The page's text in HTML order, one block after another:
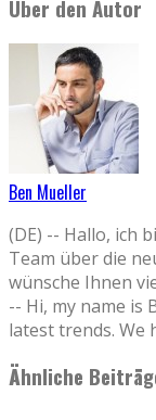
Über den Autor
Ben Mueller
(DE) -- Hallo, ich
Team über die
wünsche
-- Hi, my name is
latest trends.
Ähnliche